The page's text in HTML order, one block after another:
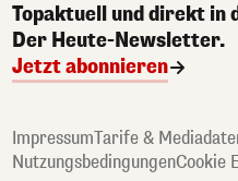
Topaktuell und direkt in
Der Heute-Newsletter.
Jetzt abonnieren
ImpressumTarife &
NutzungsbedingungenCookie